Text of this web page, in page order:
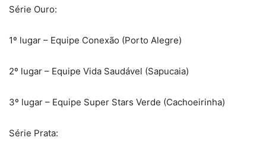
Série Ouro:
1º lugar – Equipe Conexão (Porto Alegre)
2º lugar – Equipe Vida Saudável (Sapucaia)
3º lugar – Equipe Super Stars Verde (Cachoeirinha)
Série Prata: